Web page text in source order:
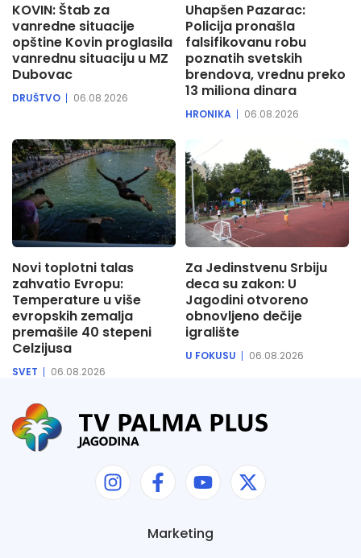
KOVIN: Štab za
vanredne situacije
opštine Kovin proglasila
vanrednu situaciju u MZ
Dubovac
DRUŠTVO 06.08.2026
Uhapšen Pazarac:
Policija pronašla
falsifikovanu robu
poznatih svetskih
brendova, vrednu preko
13 miliona dinara
HRONIKA 06.08.2026
Novi toplotni talas
zahvatio Evropu:
Temperature u više
evropskih zemalja
premašile 40 stepeni
Celzijusa
SVET 06.08.2026
Za Jedinstvenu Srbiju
deca su zakon: U
Jagodini otvoreno
obnovljeno dečije
igralište
U FOKUSU 06.08.2026
Marketing